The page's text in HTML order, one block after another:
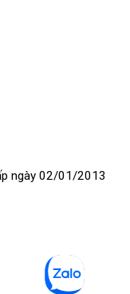
ngày 02/01/2013